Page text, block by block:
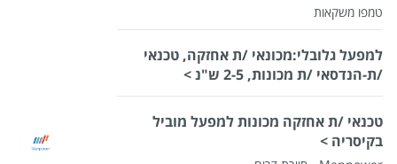
טמפו משקאות
למפעל גלובלי:מכונאי /ת אחזקה, טכנאי
/ת-הנדסאי /ת מכונות, 2-5 ש"נ >
טכנאי /ת אחזקה מכונות למפעל מוביל
בקיסריה >